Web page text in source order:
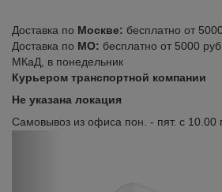
Доставка по Москве: бесплатно от
Доставка по МО: бесплатно от 5000
МКаД, в понедельник
Курьером транспортной компании
Не указана локация
Самовывоз из офиса пон. - пят. с 10.00